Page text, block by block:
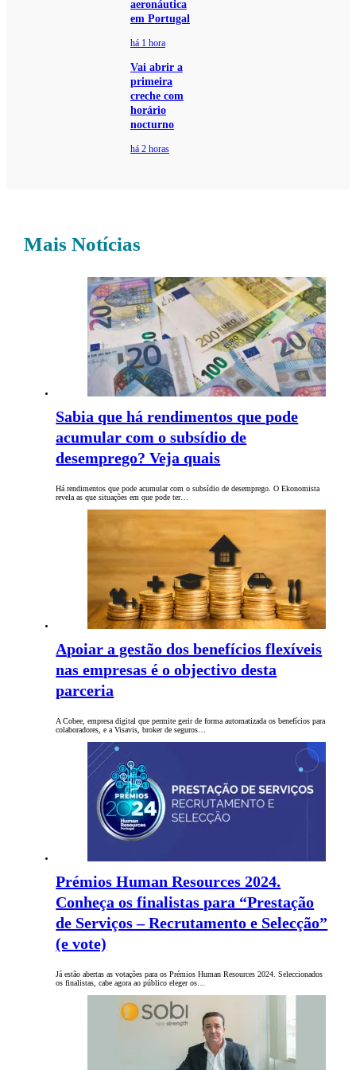
aeronáutica
em Portugal
há 1 hora
Vai abrir a
primeira
creche com
horário
nocturno
há 2 horas
Mais Notícias
Sabia que há rendimentos que pode
acumular com o subsídio de
desemprego? Veja quais
Há rendimentos que pode acumular com o subsídio de desemprego. O Ekonomista
revela as que situações em que pode ter…
Apoiar a gestão dos benefícios flexíveis
nas empresas é o objectivo desta
parceria
A Cobee, empresa digital que permite gerir de forma automatizada os benefícios para
colaboradores, e a Visavis, broker de seguros…
Prémios Human Resources 2024.
Conheça os finalistas para “Prestação
de Serviços – Recrutamento e Selecção”
(e vote)
Já estão abertas as votações para os Prémios Human Resources 2024. Seleccionados
os finalistas, cabe agora ao público eleger os…